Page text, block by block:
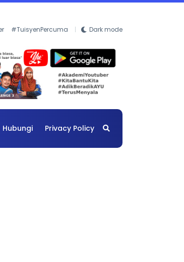
#TuisyenPercuma Dark mode
Hubungi Privacy Policy